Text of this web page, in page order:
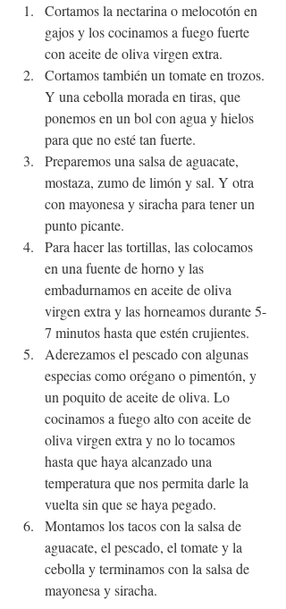
Cortamos la nectarina o melocotón en
gajos y los cocinamos a fuego fuerte
con aceite de oliva virgen extra.
Cortamos también un tomate en trozos.
Y una cebolla morada en tiras, que
ponemos en un bol con agua y hielos
para que no esté tan fuerte.
Preparemos una salsa de aguacate,
mostaza, zumo de limón y sal. Y otra
con mayonesa y siracha para tener un
punto picante.
Para hacer las tortillas, las colocamos
en una fuente de horno y las
embadurnamos en aceite de oliva
virgen extra y las horneamos durante 5-
7 minutos hasta que estén crujientes.
Aderezamos el pescado con algunas
especias como orégano o pimentón, y
un poquito de aceite de oliva. Lo
cocinamos a fuego alto con aceite de
oliva virgen extra y no lo tocamos
hasta que haya alcanzado una
temperatura que nos permita darle la
vuelta sin que se haya pegado.
Montamos los tacos con la salsa de
aguacate, el pescado, el tomate y la
cebolla y terminamos con la salsa de
mayonesa y siracha.